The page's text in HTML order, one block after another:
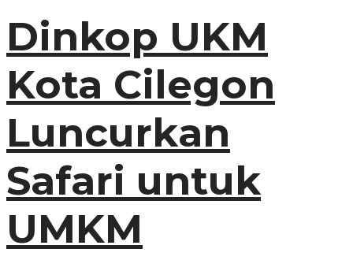
Dinkop UKM
Kota Cilegon
Luncurkan
Safari untuk
UMKM